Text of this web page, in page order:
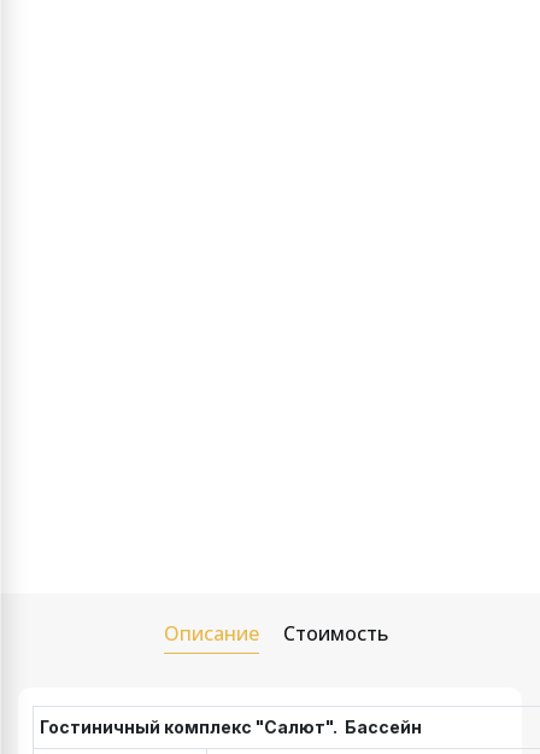
Описание Стоимость
Гостиничный комплекс "Салют". Бассейн